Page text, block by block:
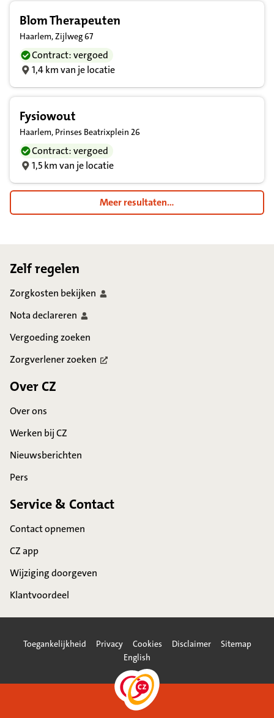
Blom Therapeuten
Haarlem, Zijlweg 67
Contract: vergoed
1,4 km van je locatie
Fysiowout
Haarlem, Prinses Beatrixplein 26
Contract: vergoed
1,5 km van je locatie
Meer resultaten...
Zelf regelen
Zorgkosten bekijken
Notadeclareren
Vergoeding zoeken
Zorgverlenerzoeken
Over CZ
Over ons
Werken bij CZ
Nieuwsberichten
Pers
Service & Contact
Contact opnemen
CZ app
Wijziging doorgeven
Klantvoordeel
Toegankelijkheid Privacy Cookies Disclaimer
Sitemap
English